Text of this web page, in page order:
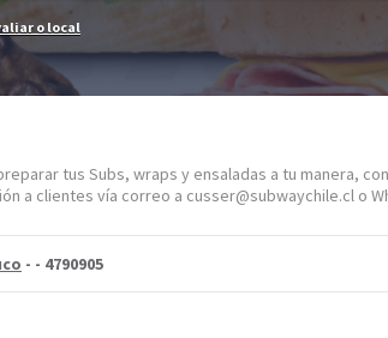
o local
tus Subs, wraps y ensaladas a tu manera,
a clientes vía correo a cusser@subwaychile.cl o
- - 4790905